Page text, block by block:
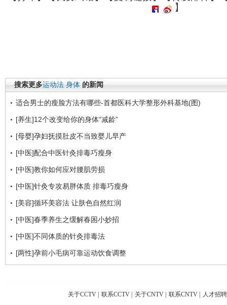
】
搜索更多运动法 身体 的新闻
适合男士的瘦脸方法有哪些-首都医科大学整形外科基地(图)
[养生]12个改变给你的身体“减龄”
[母婴]孕妇抚摸肚皮不当致婴儿早产
[中医]配合中医针灸排毒巧瘦身
[中医]教你如何应对腰肌劳损
[中医]针灸专攻易胖体质 排毒巧瘦身
[美容]循环美容法 让肤色自然红润
[中医]春季养生之缓解春困小妙招
[中医]不同体质的针灸排毒法
[两性]孕前小毛病可靠运动饮食调整
关于CCTV | 联系CCTV | 关于CNTV | 联系CNTV | 人才招聘